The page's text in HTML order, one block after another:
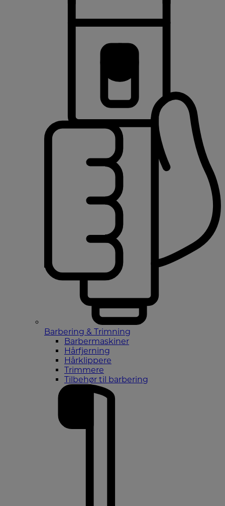
Barbering & Trimning
Barbermaskiner
Hårfjerning
Hårklippere
Trimmere
Tilbehør til barbering